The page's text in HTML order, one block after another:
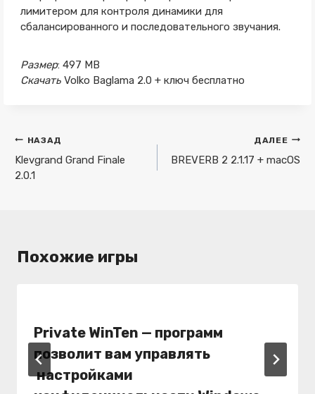
лимитером для контроля динамики для
сбалансированного и последовательного звучания.
Размер: 497 MB
Скачать Volko Baglama 2.0 + ключ бесплатно
Навигация
по
записям
НАЗАД
Klevgrand Grand Finale
2.0.1
ДАЛЕЕ
BREVERB 2 2.1.17 + macOS
Похожие игры
Private WinTen — программ
позволит вам управлять
настройками